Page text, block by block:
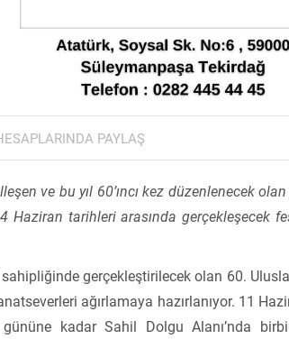
PAYLAŞ
ve bu yıl 60’ıncı kez düzenlenecek
Haziran tarihleri arasında gerçekleşecek
gerçekleştirilecek olan 60.
ağırlamaya hazırlanıyor. 11
kadar Sahil Dolgu Alanı’nda